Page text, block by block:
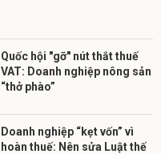
Quốc hội "gỡ" nút thắt thuế
VAT: Doanh nghiệp nông sản
“thở phào”
Doanh nghiệp “kẹt vốn” vì
hoàn thuế: Nên sửa Luật thế